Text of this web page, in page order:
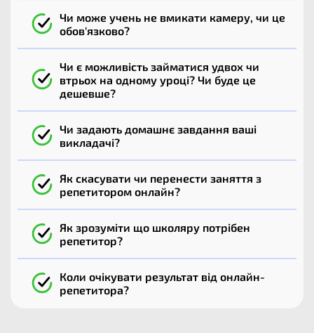
Чи може учень не вмикати камеру, чи це
обов'язково?
Чи є можливість займатися удвох чи
втрьох на одному уроці? Чи буде це
дешевше?
Чи задають домашнє завдання ваші
викладачі?
Як скасувати чи перенести заняття з
репетитором онлайн?
Як зрозуміти що школяру потрібен
репетитор?
Коли очікувати результат від онлайн-
репетитора?